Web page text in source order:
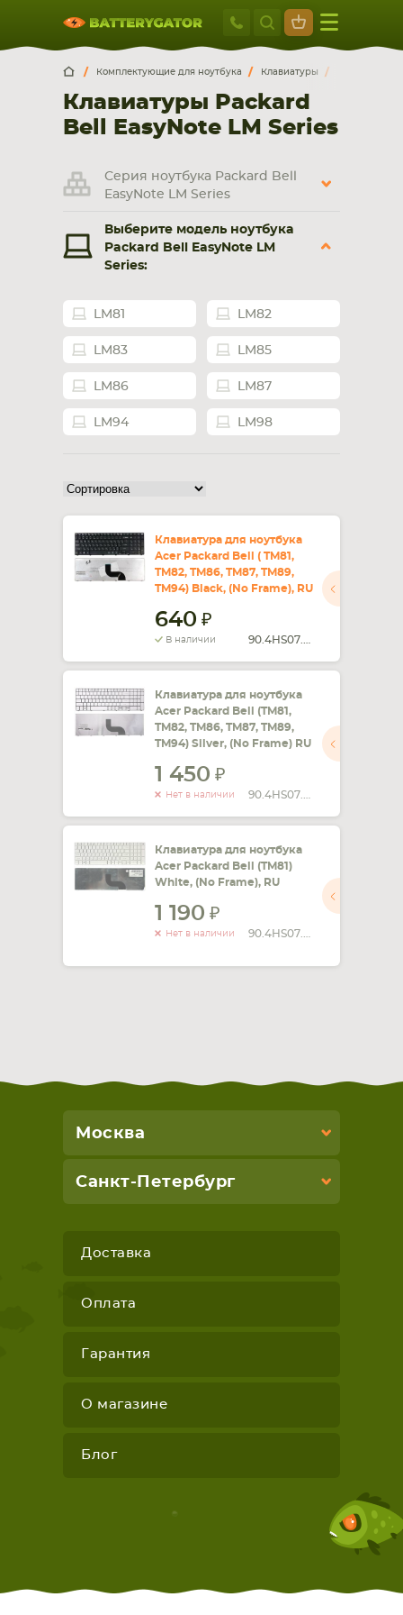
Москва
+7 495 414
Москва Санкт-Петербург
г. Москва, ул. Ткацкая, 5с3 (м. Семеновская)
5 мин. ходьбы от ст.м. “Семеновская”
Обратный звонок
Пн-Вс:
9:00-21:00
смартфона, планшета
СМАРТФОНА КОМПЛЕКТУЮЩИЕ
Комплектующие для ноутбука Клавиатуры
Клавиатуры Packard
Bell EasyNote LM Series
Серия ноутбука Packard Bell
EasyNote LM Series
Выберите модель ноутбука
Packard Bell EasyNote LM
Series:
LM81 LM82
LM83 LM85
LM86 LM87
LM94 LM98
Клавиатура для ноутбука
Acer Packard Bell ( TM81,
TM82, TM86, TM87, TM89,
TM94) Black, (No Frame), RU
640
В наличии
Клавиатура для ноутбука
Acer Packard Bell (TM81,
TM82, TM86, TM87, TM89,
TM94) Silver, (No Frame) RU
1 450
Нет в наличии
Клавиатура для ноутбука
Acer Packard Bell (TM81)
White, (No Frame), RU
1 190
Нет в наличии
Москва
Санкт-Петербург
Доставка
Оплата
Гарантия
О магазине
Блог